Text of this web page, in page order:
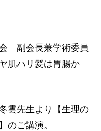
副会長兼学術委員
肌ハリ髪は胃腸か
雲先生より【生理の
ご講演。